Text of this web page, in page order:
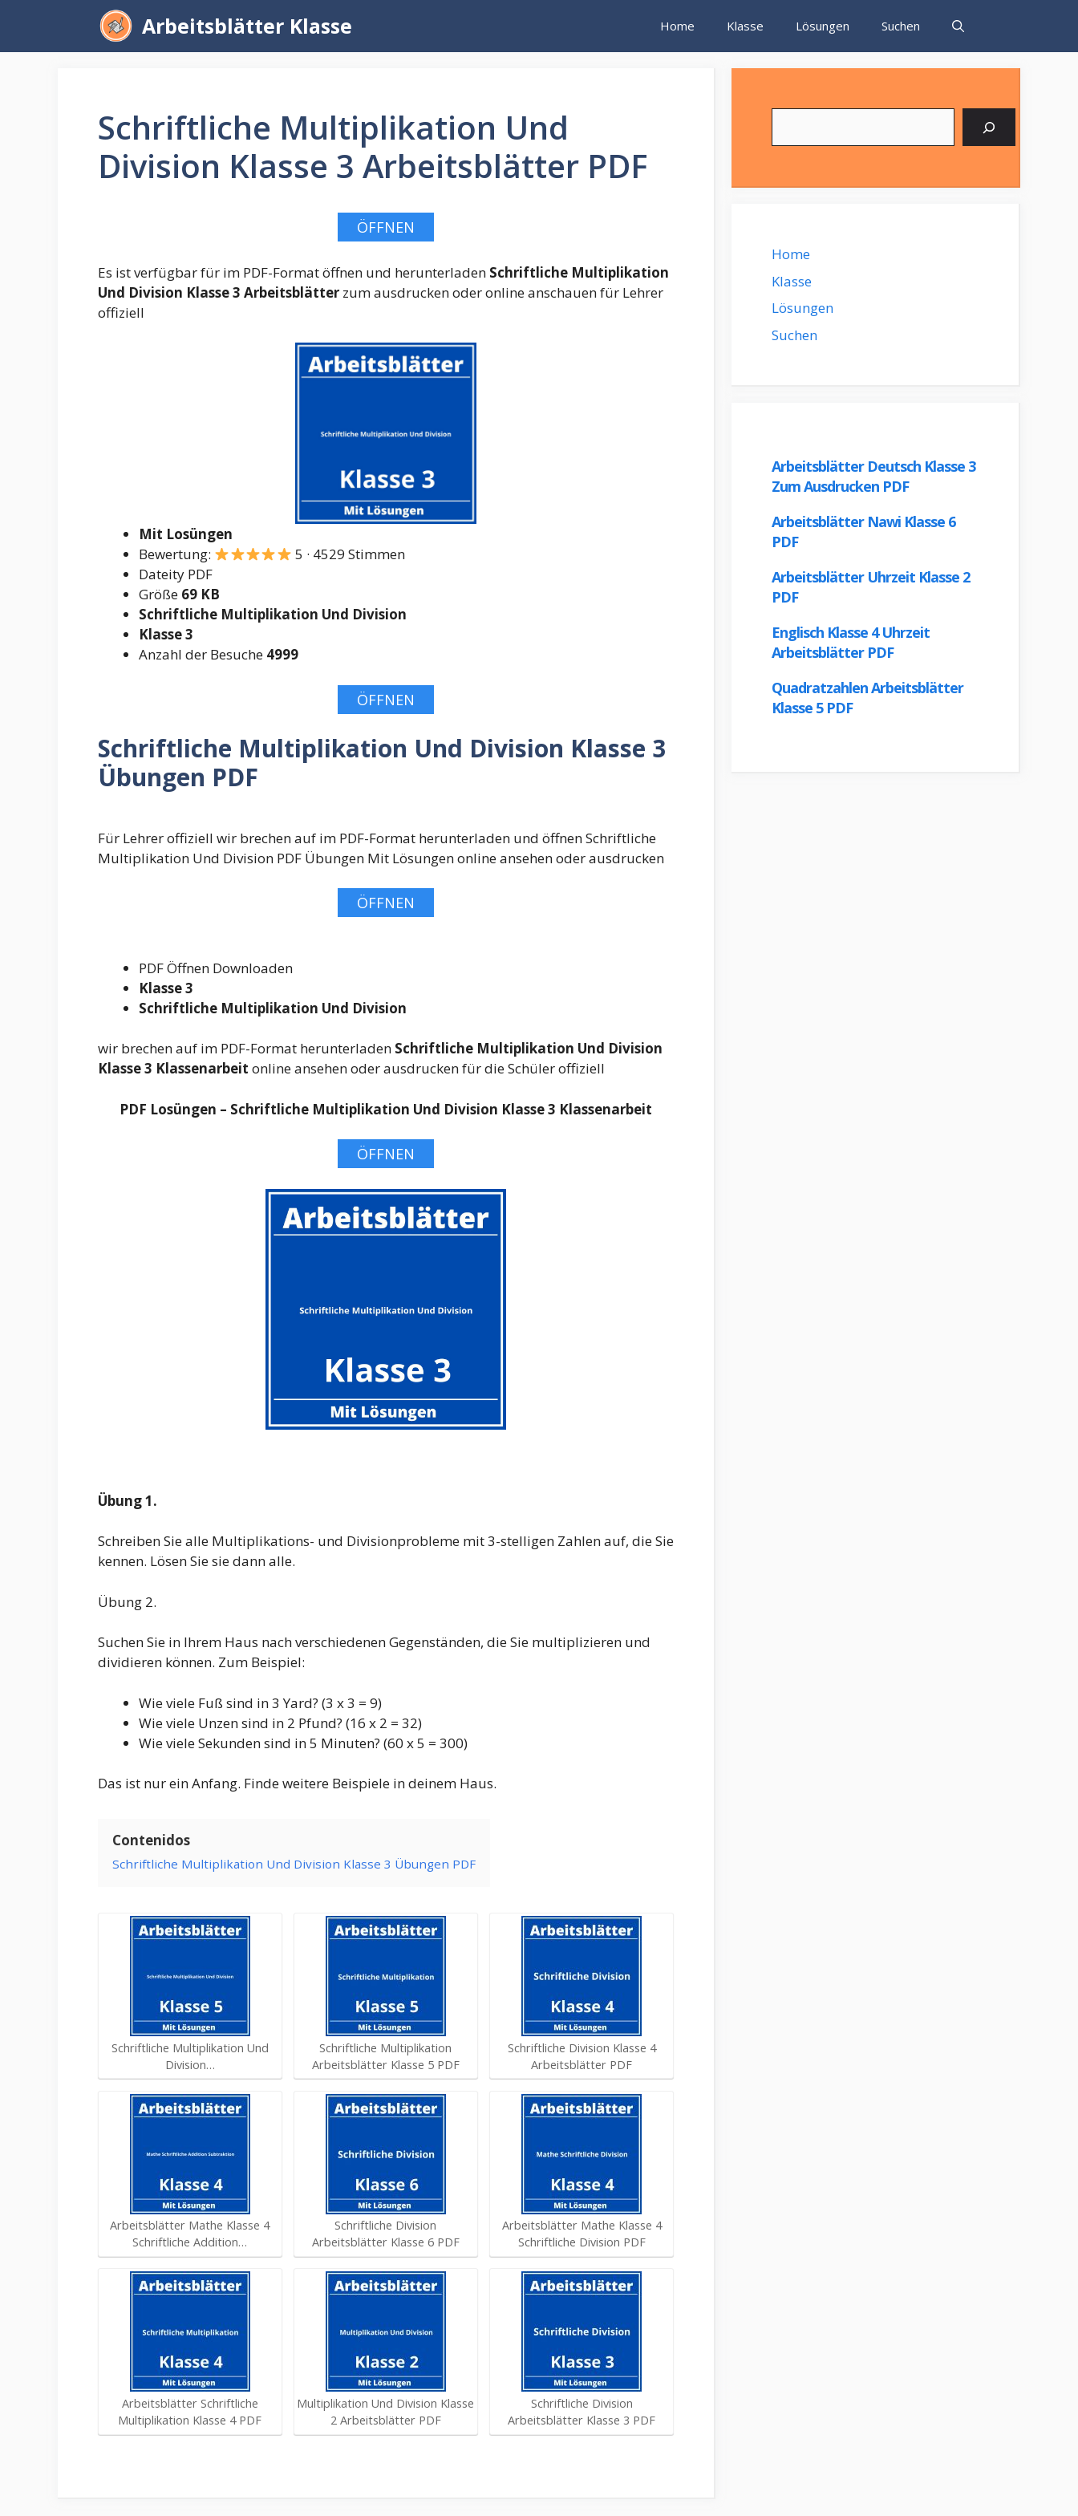
springen
Arbeitsblätter Klasse Home Klasse Lösungen Suchen
Schriftliche Multiplikation Und
Division Klasse 3 Arbeitsblätter PDF
ÖFFNEN
Es ist verfügbar für im PDF-Format öffnen und herunterladen Schriftliche Multiplikation
Und Division Klasse 3 Arbeitsblätter zum ausdrucken oder online anschauen für Lehrer
offiziell
Mit Losüngen
Bewertung:
5 · 4529 Stimmen
Dateity PDF
Größe 69 KB
Schriftliche Multiplikation Und Division
Klasse 3
Anzahl der Besuche 4999
ÖFFNEN
Schriftliche Multiplikation Und Division Klasse 3
Übungen PDF
Für Lehrer offiziell wir brechen auf im PDF-Format herunterladen und öffnen Schriftliche
Multiplikation Und Division PDF Übungen Mit Lösungen online ansehen oder ausdrucken
ÖFFNEN
PDF Öffnen Downloaden
Klasse 3
Schriftliche Multiplikation Und Division
wir brechen auf im PDF-Format herunterladen Schriftliche Multiplikation Und Division
Klasse 3 Klassenarbeit online ansehen oder ausdrucken für die Schüler offiziell
PDF Losüngen – Schriftliche Multiplikation Und Division Klasse 3 Klassenarbeit
ÖFFNEN
Übung 1.
Schreiben Sie alle Multiplikations- und Divisionprobleme mit 3-stelligen Zahlen auf, die Sie
kennen. Lösen Sie sie dann alle.
Übung 2.
Suchen Sie in Ihrem Haus nach verschiedenen Gegenständen, die Sie multiplizieren und
dividieren können. Zum Beispiel:
Wie viele Fuß sind in 3 Yard? (3 x 3 = 9)
Wie viele Unzen sind in 2 Pfund? (16 x 2 = 32)
Wie viele Sekunden sind in 5 Minuten? (60 x 5 = 300)
Das ist nur ein Anfang. Finde weitere Beispiele in deinem Haus.
Contenidos
Schriftliche Multiplikation Und Division Klasse 3 Übungen PDF
Schriftliche Multiplikation Und
Division…
Arbeitsblätter Mathe Klasse 4
Schriftliche Addition…
Arbeitsblätter Schriftliche
Multiplikation Klasse 4 PDF
Schriftliche Multiplikation
Arbeitsblätter Klasse 5 PDF
Schriftliche Division
Arbeitsblätter Klasse 6 PDF
Multiplikation Und Division Klasse
2 Arbeitsblätter PDF
Schriftliche Division Klasse 4
Arbeitsblätter PDF
Arbeitsblätter Mathe Klasse 4
Schriftliche Division PDF
Schriftliche Division
Arbeitsblätter Klasse 3 PDF
Home
Klasse
Lösungen
Suchen